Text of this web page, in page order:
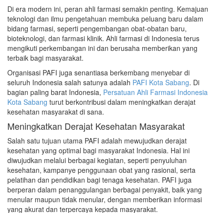
Di era modern ini, peran ahli farmasi semakin penting. Kemajuan
teknologi dan ilmu pengetahuan membuka peluang baru dalam
bidang farmasi, seperti pengembangan obat-obatan baru,
bioteknologi, dan farmasi klinik. Ahli farmasi di Indonesia terus
mengikuti perkembangan ini dan berusaha memberikan yang
terbaik bagi masyarakat.
Organisasi PAFI juga senantiasa berkembang menyebar di
seluruh Indonesia salah satunya adalah PAFI Kota Sabang. Di
bagian paling barat Indonesia, Persatuan Ahli Farmasi Indonesia
Kota Sabang turut berkontribusi dalam meningkatkan derajat
kesehatan masyarakat di sana.
Meningkatkan Derajat Kesehatan Masyarakat
Salah satu tujuan utama PAFI adalah mewujudkan derajat
kesehatan yang optimal bagi masyarakat Indonesia. Hal ini
diwujudkan melalui berbagai kegiatan, seperti penyuluhan
kesehatan, kampanye penggunaan obat yang rasional, serta
pelatihan dan pendidikan bagi tenaga kesehatan. PAFI juga
berperan dalam penanggulangan berbagai penyakit, baik yang
menular maupun tidak menular, dengan memberikan informasi
yang akurat dan terpercaya kepada masyarakat.